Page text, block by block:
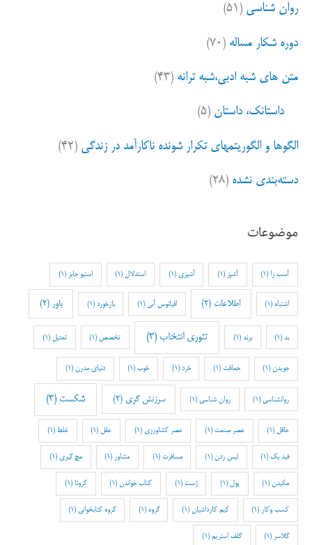
روان شناسی (۵۱)
دوره شکار مساله (۷۰)
متن های شبه ادبی،شبه ترانه (۴۳)
داستانک، داستان (۵)
الگوها و الگوریتمهای تکرار شونده ناکارآمد در زندگی (۴۲)
دسته‌بندی نشده (۲۸)
موضوعات
آسب زا (1) آشپز (1) آشپزی (1) استدلال (1) استیو جابز (1)
اشتباه (1) اطلاعات (2) اقیانوس آبی (1) بازخورد (1) باور (2)
بد(1) برند (1) تئوری انتخاب (3) تخصص (1) تمثیل (1)
جویدن (1) حماقت (1) خرد (1) خوب(1) دنیای مدرن (1)
روانشناسی (1) روان شناسی (1) سرزنش گری (2) شکست (3)
عاقل (1) عصر صنعت (1) عصر کشاورزی (1) عقل (1) غلط (1)
فید بک(1) لیس زدن (1) مسافرت (1) مشاور (1) مچ گیری (1)
مکیدن (1) پول (1) ژست (1) کتاب خواندن (1) کرونا (1)
کسب وکار (1) کیم کارداشیان (1) گروه (1) گروه کتابخوانی (1)
گلاسر (1) گلف استریم (1)